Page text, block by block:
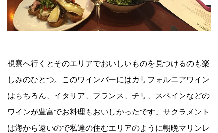
視察へ行くとそのエリアでおいしいものを見つけるのも楽
しみのひとつ。このワインバーにはカリフォルニアワイン
はもちろん、イタリア、フランス、チリ、スペインなどの
ワインが豊富でお料理もおいしかったです。サクラメント
は海から遠いので私達の住むエリアのように朝晩マリンレ